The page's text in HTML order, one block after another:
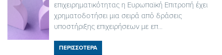
επιχειρηματικότητας η Ευρωπαϊκή Επιτροπή έχει
χρηματοδοτήσει μια σειρά από δράσεις
υποστήριξης επιχειρήσεων με επ...
ΠΕΡΙΣΣΟΤΕΡΑ